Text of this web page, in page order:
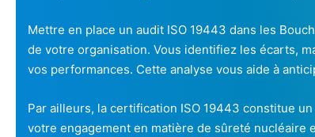
Mettre en place un audit ISO 19443 dans les
de votre organisation. Vous identifiez les écarts,
vos performances. Cette analyse vous aide à
Par ailleurs, la certification ISO 19443 constitue
votre engagement en matière de sûreté nucléaire